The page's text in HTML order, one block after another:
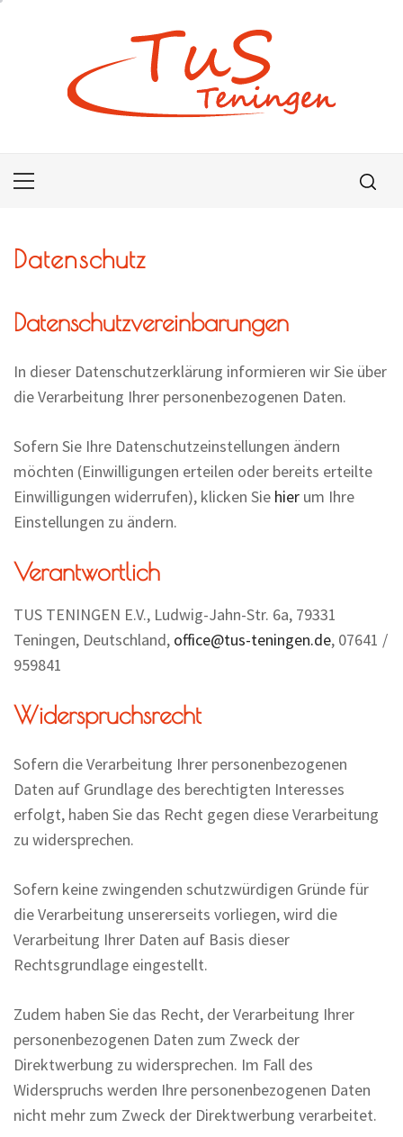
Primary
Datenschutz
Datenschutzvereinbarungen
In dieser Datenschutzerklärung informieren wir Sie über
die Verarbeitung Ihrer personenbezogenen Daten.
Sofern Sie Ihre Datenschutzeinstellungen ändern
möchten (Einwilligungen erteilen oder bereits erteilte
Einwilligungen widerrufen), klicken Sie hier um Ihre
Einstellungen zu ändern.
Verantwortlich
TUS TENINGEN E.V., Ludwig-Jahn-Str. 6a, 79331
Teningen, Deutschland, office@tus-teningen.de, 07641 /
959841
Widerspruchsrecht
Sofern die Verarbeitung Ihrer personenbezogenen
Daten auf Grundlage des berechtigten Interesses
erfolgt, haben Sie das Recht gegen diese Verarbeitung
zu widersprechen.
Sofern keine zwingenden schutzwürdigen Gründe für
die Verarbeitung unsererseits vorliegen, wird die
Verarbeitung Ihrer Daten auf Basis dieser
Rechtsgrundlage eingestellt.
Zudem haben Sie das Recht, der Verarbeitung Ihrer
personenbezogenen Daten zum Zweck der
Direktwerbung zu widersprechen. Im Fall des
Widerspruchs werden Ihre personenbezogenen Daten
nicht mehr zum Zweck der Direktwerbung verarbeitet.